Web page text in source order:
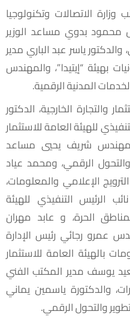
الاتصالات وتكنولوجيا
محمود بدوي مساعد الوزير
ياسر عبد الباري مدير
بهيئة “إيتيدا”، والمهندس
المدنية الرقمية.
والتجارة الخارجية، الدكتور
للهيئة العامة للاستثمار
شريف يحيي مساعد
والتحول الرقمي، ومحمد عياد
الإعلامي والمعلومات،
الرئيس التنفيذي للهيئة
الحرة، و عابد مهران
عمرو رجائي رئيس الإدارة
بالهيئة العامة للاستثمار
يوسف مدير المكتب الفني
والدكتورة ياسمين يماني
والتحول الرقمي.